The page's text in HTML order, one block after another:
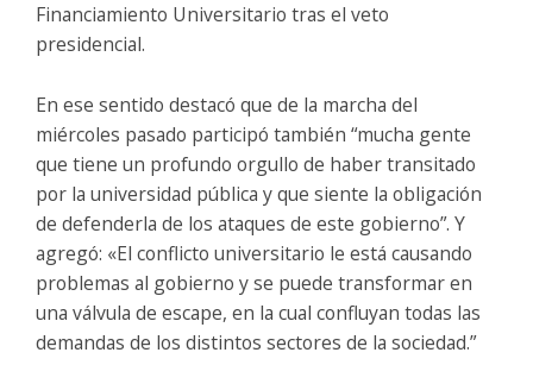
Financiamiento Universitario tras el veto
presidencial.
En ese sentido destacó que de la marcha del
miércoles pasado participó también “mucha gente
que tiene un profundo orgullo de haber transitado
por la universidad pública y que siente la obligación
de defenderla de los ataques de este gobierno”. Y
agregó: «El conflicto universitario le está causando
problemas al gobierno y se puede transformar en
una válvula de escape, en la cual confluyan todas las
demandas de los distintos sectores de la sociedad.”